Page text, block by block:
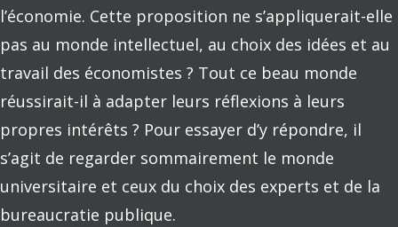
l’économie. Cette proposition ne s’appliquerait-elle
pas au monde intellectuel, au choix des idées et au
travail des économistes ? Tout ce beau monde
réussirait-il à adapter leurs réflexions à leurs
propres intérêts ? Pour essayer d’y répondre, il
s’agit de regarder sommairement le monde
universitaire et ceux du choix des experts et de la
bureaucratie publique.